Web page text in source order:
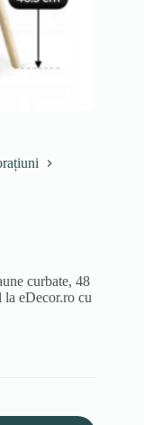
curbate, 48
eDecor.ro cu